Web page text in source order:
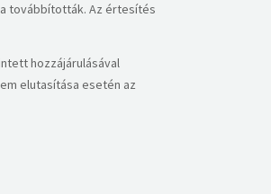
továbbították. Az értesítés
hozzájárulásával
elutasítása esetén az